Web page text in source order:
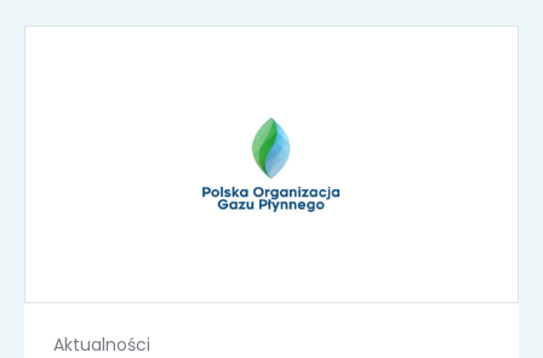
Aktualności